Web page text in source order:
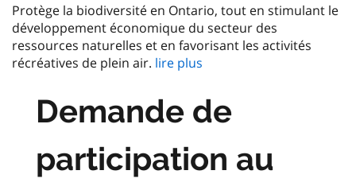
Protège la biodiversité en Ontario, tout en stimulant le
développement économique du secteur des
ressources naturelles et en favorisant les activités
récréatives de plein air. lire plus
Demande de
participation au